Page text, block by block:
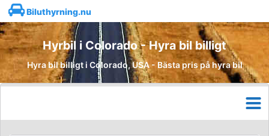
Biluthyrning.nu
Hyrbil i Colorado - Hyra bil billigt
Hyra bil billigt i Colorado, USA - Bästa pris på hyra bil